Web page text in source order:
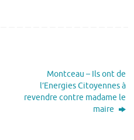
Montceau – Ils ont de
l’Energies Citoyennes à
revendre contre madame le
maire